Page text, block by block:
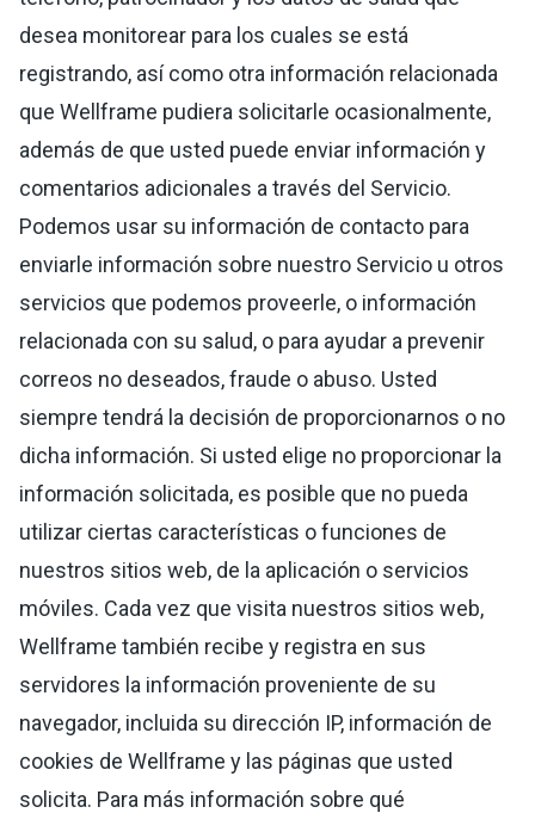
desea monitorear para los cuales se está
registrando, así como otra información relacionada
que Wellframe pudiera solicitarle ocasionalmente,
además de que usted puede enviar información y
comentarios adicionales a través del Servicio.
Podemos usar su información de contacto para
enviarle información sobre nuestro Servicio u otros
servicios que podemos proveerle, o información
relacionada con su salud, o para ayudar a prevenir
correos no deseados, fraude o abuso. Usted
siempre tendrá la decisión de proporcionarnos o no
dicha información. Si usted elige no proporcionar la
información solicitada, es posible que no pueda
utilizar ciertas características o funciones de
nuestros sitios web, de la aplicación o servicios
móviles. Cada vez que visita nuestros sitios web,
Wellframe también recibe y registra en sus
servidores la información proveniente de su
navegador, incluida su dirección IP, información de
cookies de Wellframe y las páginas que usted
solicita. Para más información sobre qué